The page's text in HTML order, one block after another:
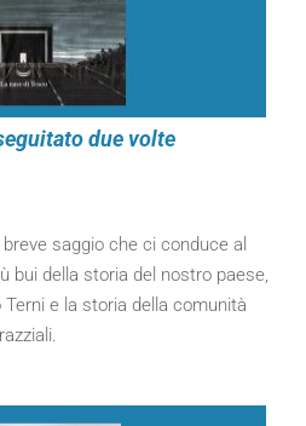
due volte
saggio che ci conduce al
bui della storia del nostro paese,
e la storia della comunità